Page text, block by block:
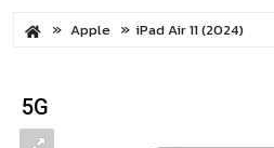
Apple iPad Air 11 (2024)
5G